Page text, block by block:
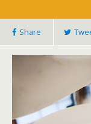
Share